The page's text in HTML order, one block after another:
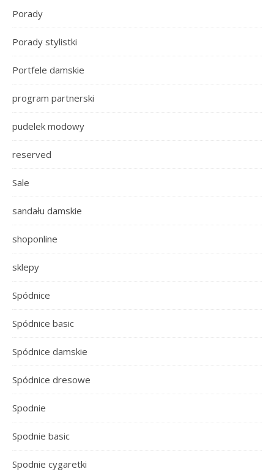
Porady
Porady stylistki
Portfele damskie
program partnerski
pudelek modowy
reserved
Sale
sandału damskie
shoponline
sklepy
Spódnice
Spódnice basic
Spódnice damskie
Spódnice dresowe
Spodnie
Spodnie basic
Spodnie cygaretki